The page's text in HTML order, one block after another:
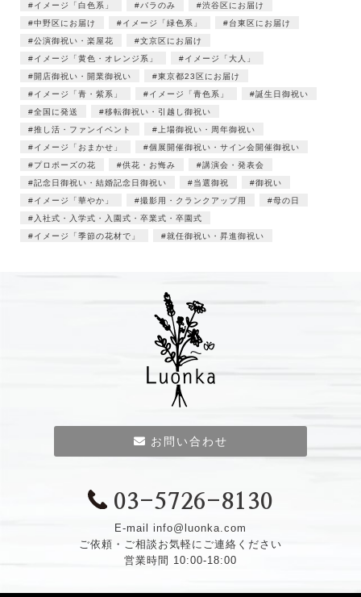
イメージ「白色系」
バラのみ
渋谷区にお届け
中野区にお届け
イメージ「緑色系」
台東区にお届け
公演御祝い・楽屋花
文京区にお届け
イメージ「黄色・オレンジ系」
イメージ「大人」
開店御祝い・開業御祝い
東京都23区にお届け
イメージ「青・紫系」
イメージ「青色系」
誕生日御祝い
全国に発送
移転御祝い・引越し御祝い
推し活・ファンイベント
上場御祝い・周年御祝い
イメージ「おまかせ」
個展開催御祝い・サイン会開催御祝い
プロポーズの花
供花・お悔み
講演会・発表会
記念日御祝い・結婚記念日御祝い
当選御祝
御祝い
イメージ「華やか」
撮影用・クランクアップ用
母の日
入社式・入学式・入園式・卒業式・卒園式
イメージ「季節の花材で」
就任御祝い・昇進御祝い
お問い合わせ
03-5726-8130
E-mail info@luonka.com
ご依頼・ご相談お気軽にご連絡ください
営業時間 10:00-18:00